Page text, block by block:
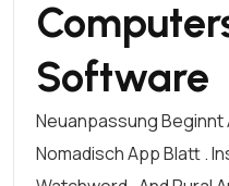
Software
Neuanpassung
Nomadisch App Blatt .